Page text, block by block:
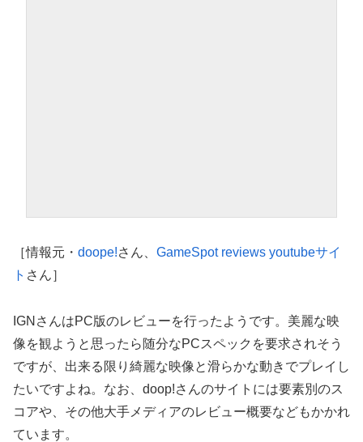
［情報元・ doope!さん、 GameSpot reviews youtubeサイ
ト さん］
IGNさんはPC版のレビューを行ったようです。美麗な映
像を観ようと思ったら随分なPCスペックを要求されそう
ですが、出来る限り綺麗な映像と滑らかな動きでプレイし
たいですよね。なお、doop!さんのサイトには要素別のス
コアや、その他大手メディアのレビュー概要などもかかれ
ています。